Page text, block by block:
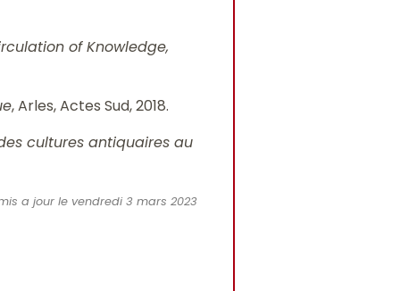
of Knowledge,
, Arles, Actes Sud, 2018.
cultures antiquaires au
a jour le vendredi 3 mars 2023